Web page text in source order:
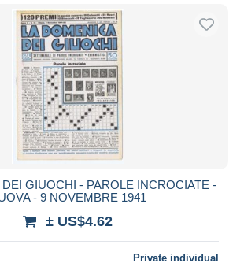
GIUOCHI - PAROLE INCROCIATE -
- 9 NOVEMBRE 1941
± US$4.62
Private individual